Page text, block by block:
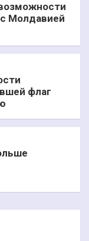
с Молдавией
флаг